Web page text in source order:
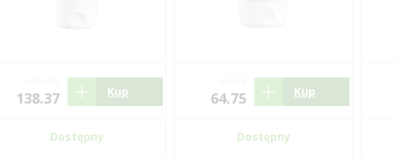
138.37 Kup
Dostępny
64.75 Kup
Dostępny